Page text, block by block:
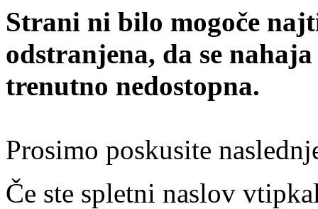
Strani ni bilo mogoče
odstranjena, da se
trenutno nedostopna.
Prosimo poskusite
Če ste spletni naslov